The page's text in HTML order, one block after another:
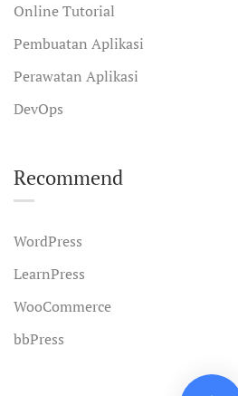
Online Tutorial
Pembuatan Aplikasi
Perawatan Aplikasi
DevOps
Recommend
WordPress
LearnPress
WooCommerce
bbPress